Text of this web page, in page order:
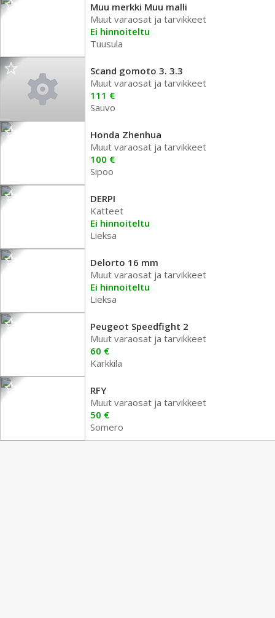
Muu merkki Muu malli
Muut varaosat ja tarvikkeet
Ei hinnoiteltu
Tuusula
Scand gomoto 3. 3.3
Muut varaosat ja tarvikkeet
111 €
Sauvo
Honda Zhenhua
Muut varaosat ja tarvikkeet
100 €
Sipoo
DERPI
Katteet
Ei hinnoiteltu
Lieksa
Delorto 16 mm
Muut varaosat ja tarvikkeet
Ei hinnoiteltu
Lieksa
Peugeot Speedfight 2
Muut varaosat ja tarvikkeet
60 €
Karkkila
RFY
Muut varaosat ja tarvikkeet
50 €
Somero